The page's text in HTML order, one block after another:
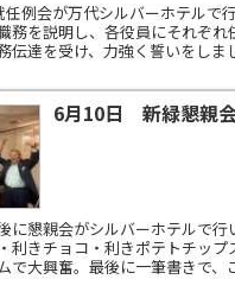
例会が万代シルバーホテルで行
務を説明し、各役員にそれぞれ
伝達を受け、力強く誓いをしま
6月10日 新緑懇親
に懇親会がシルバーホテルで行
利きチョコ・利きポテトチップ
で大興奮。最後に一筆書きで、